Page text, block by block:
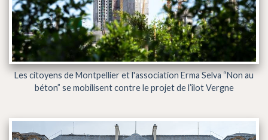
Les citoyens de Montpellier et l'association Erma Selva “Non au
béton” se mobilisent contre le projet de l’îlot Vergne